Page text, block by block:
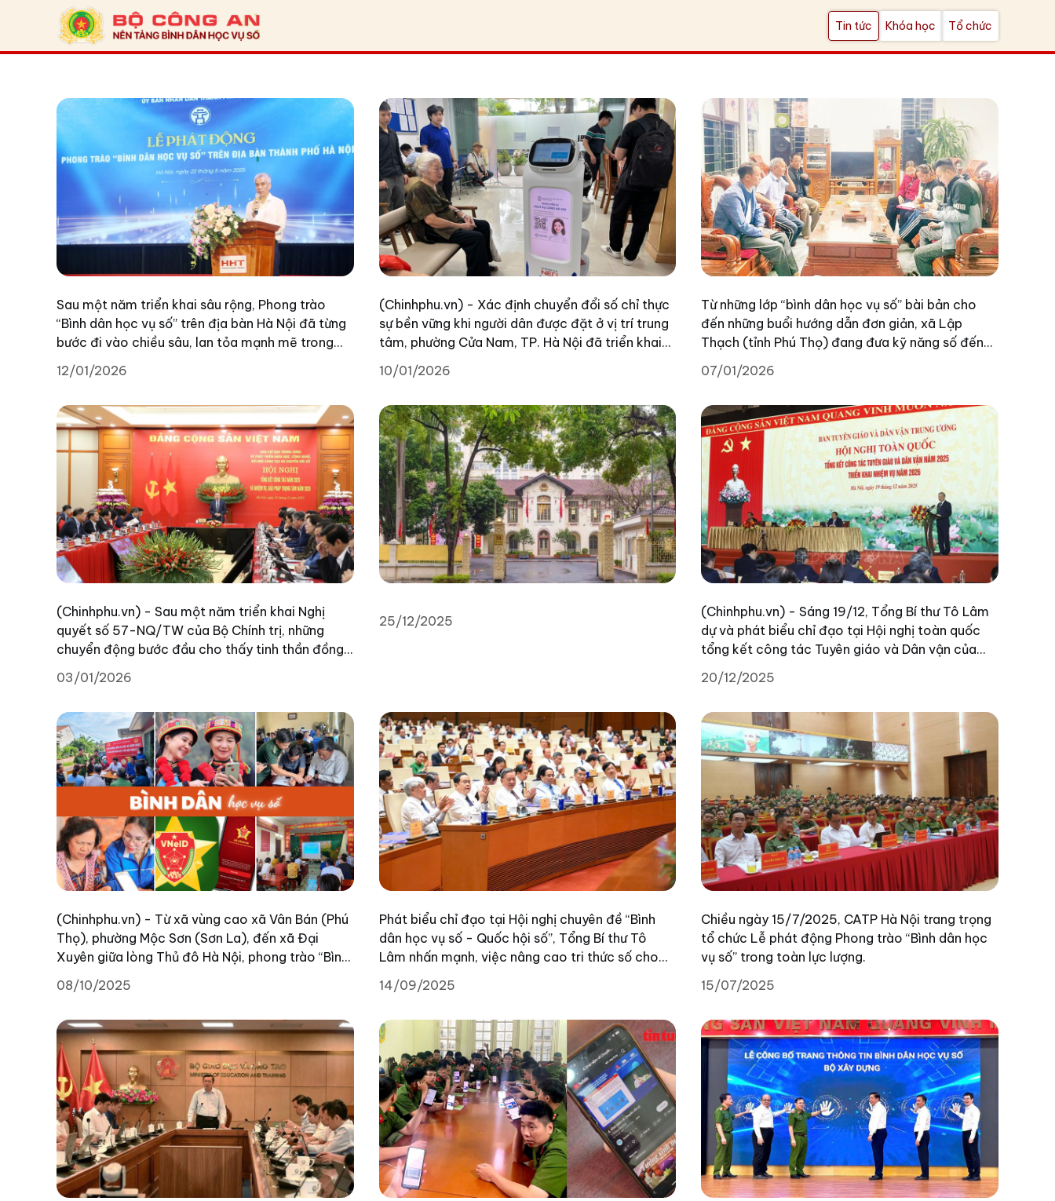
Tin tức Khóa học Tổ chức
Sau một năm triển khai sâu rộng, Phong trào
“Bình dân học vụ số” trên địa bàn Hà Nội đã từng
bước đi vào chiều sâu, lan tỏa mạnh mẽ trong
toàn hệ thống chính trị và các tầng lớp nhân dân.
12/01/2026
(Chinhphu.vn) - Xác định chuyển đổi số chỉ thực
sự bền vững khi người dân được đặt ở vị trí trung
tâm, phường Cửa Nam, TP. Hà Nội đã triển khai
nhiều giải pháp đồng bộ, phát huy vai trò của
Mặt trận Tổ quốc và các tổ chức chính trị - xã
nâng cao chất lượng quản lý đô thị và đời sống
Nhân dân.
10/01/2026
Từ những lớp “bình dân học vụ số” bài bản cho
đến những buổi hướng dẫn đơn giản, xã Lập
Thạch (tỉnh Phú Thọ) đang đưa kỹ năng số đến
với người dân bằng cách làm gần gũi, dễ hiểu, dễ
thực hiện, từng bước hình thành thói quen số
07/01/2026
(Chinhphu.vn) - Sau một năm triển khai Nghị
quyết số 57-NQ/TW của Bộ Chính trị, những
chuyển động bước đầu cho thấy tinh thần đồng
tốc trong chỉ đạo, đồng lòng trong tổ chức thực
hiện. Nghị quyết 57 đang được cụ thể hóa bằng
đếm.
03/01/2026
25/12/2025
(Chinhphu.vn) - Sáng 19/12, Tổng Bí thư Tô Lâm
dự và phát biểu chỉ đạo tại Hội nghị toàn quốc
tổng kết công tác Tuyên giáo và Dân vận của
Đảng năm 2025, triển khai nhiệm vụ năm 2026.
Cổng Thông tin điện tử Chính phủ trân trọng giới
Bí thư.
20/12/2025
(Chinhphu.vn) - Từ xã vùng cao xã Vân Bán (Phú
Thọ), phường Mộc Sơn (Sơn La), đến xã Đại
Xuyên giữa lòng Thủ đô Hà Nội, phong trào “Bình
dân học vụ số” lấy người dân làm trung tâm, lấy
công nghệ làm công cụ đang mở ra cánh cửa để
chủ động và bền vững.
08/10/2025
Phát biểu chỉ đạo tại Hội nghị chuyên đề “Bình
dân học vụ số - Quốc hội số”, Tổng Bí thư Tô
Lâm nhấn mạnh, việc nâng cao tri thức số cho
cán bộ, công chức và người dân phải là nhiệm vụ
trọng yếu, gắn chặt với cải cách hành chính và
14/09/2025
Chiều ngày 15/7/2025, CATP Hà Nội trang trọng
tổ chức Lễ phát động Phong trào “Bình dân học
vụ số” trong toàn lực lượng.
15/07/2025